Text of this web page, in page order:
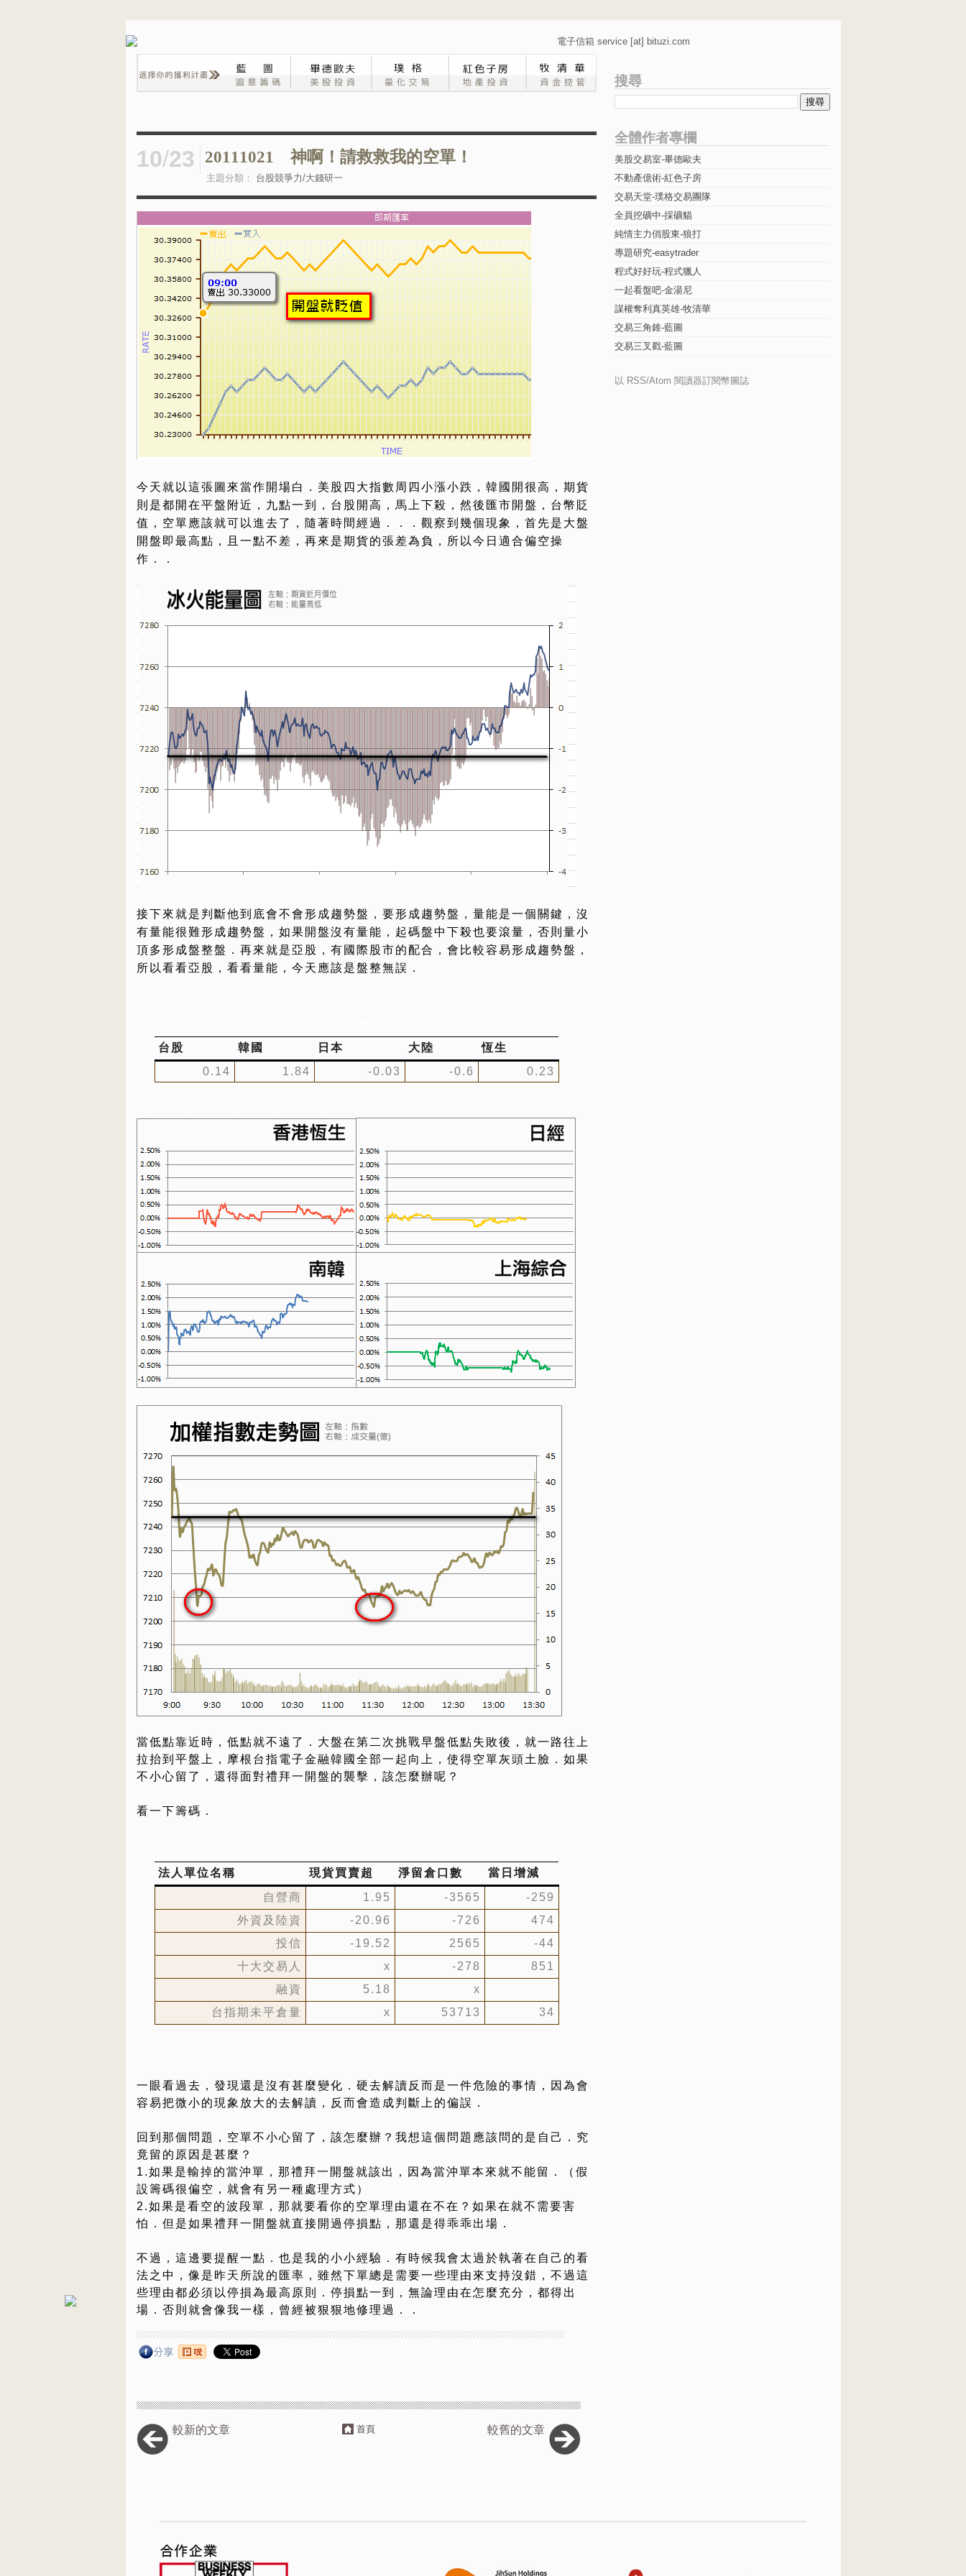
電子信箱 service [at] bituzi.com
10/23 20111021 神啊！請救救我的空單！
主題分類： 台股競爭力/大錢研一
今天就以這張圖來當作開場白．美股四大指數周四小漲小跌，韓國開很高，期貨
則是都開在平盤附近，九點一到，台股開高，馬上下殺，然後匯市開盤，台幣貶
值，空單應該就可以進去了，隨著時間經過．．． 觀察到幾個現象，首先是大盤
開盤即最高點，且一點不差，再來是期貨的張差為負，所以今日適合偏空操
作．．
接下來就是判斷他到底會不會形成趨勢盤，要形成趨勢盤，量能是一個關鍵，沒
有量能很難形成趨勢盤，如果開盤沒有量能，起碼盤中下殺也要滾量，否則量小
頂多形成盤整盤．再來就是亞股，有國際股市的配合，會比較容易形成趨勢盤，
所以看看亞股，看看量能，今天應該是盤整無誤．
台股
韓國 日本 大陸
恆生
0.14
1.84 -0.03 -0.6 0.23
當低點靠近時，低點就不遠了．大盤在第二次挑戰早盤低點失敗後，就一路往上
拉抬到平盤上，摩根台指電子金融韓國全部一起向上，使得空單灰頭土臉．如果
不小心留了，還得面對禮拜一開盤的襲擊，該怎麼辦呢？
看一下籌碼．
法人單位名稱
現貨買賣超 淨留倉口數
當日增減
自營商
1.95 -3565
-259
外資及陸資
-20.96 -726
474
投信
-19.52 2565
-44
十大交易人
x -278
851
融資
5.18
x
台指期未平倉量
x 53713 34
一眼看過去，發現還是沒有甚麼變化．硬去解讀反而是一件危險的事情，因為會
容易把微小的現象放大的去解讀，反而會造成判斷上的偏誤．
回到那個問題，空單不小心留了，該怎麼辦？我想這個問題應該問的是自己．究
竟留的原因是甚麼？
1.如果是輸掉的當沖單，那禮拜一開盤就該出，因為當沖單本來就不能留．（假
設籌碼很偏空，就會有另一種處理方式）
2.如果是看空的波段單，那就要看你的空單理由還在不在？如果在就不需要害
怕．但是如果禮拜一開盤就直接開過停損點，那還是得乖乖出場．
不過，這邊要提醒一點．也是我的小小經驗．有時候我會太過於執著在自己的看
法之中，像是昨天所說的匯率，雖然下單總是需要一些理由來支持沒錯，不過這
些理由都必須以停損為最高原則．停損點一到，無論理由在怎麼充分，都得出
場．否則就會像我一樣，曾經被狠狠地修理過．．
較新的文章 較舊的文章
首頁
搜尋
全體作者專欄
美股交易室-畢德歐夫
不動產億術-紅色子房
交易天堂-璞格交易團隊
全員挖礦中-採礦貓
純情主力俏股東-狼打
專題研究-easytrader
程式好好玩-程式獵人
一起看盤吧-金湯尼
謀權奪利真英雄-牧清華
交易三角錐-藍圖
交易三叉戳-藍圖
以 RSS/Atom 閱讀器訂閱幣圖誌